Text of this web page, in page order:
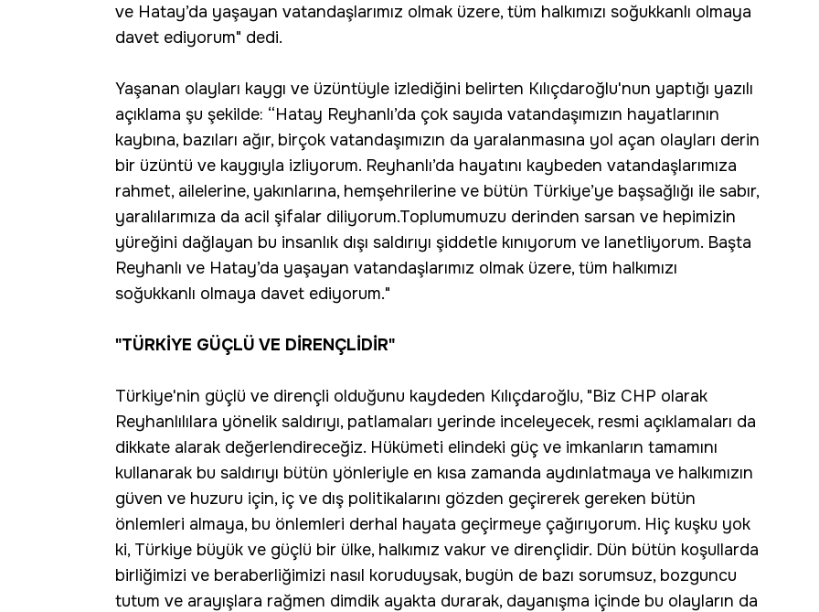
ve Hatay’da yaşayan vatandaşlarımız olmak üzere, tüm halkımızı soğukkanlı olmaya
davet ediyorum" dedi.
Yaşanan olayları kaygı ve üzüntüyle izlediğini belirten Kılıçdaroğlu'nun yaptığı yazılı
açıklama şu şekilde: “Hatay Reyhanlı’da çok sayıda vatandaşımızın hayatlarının
kaybına, bazıları ağır, birçok vatandaşımızın da yaralanmasına yol açan olayları derin
bir üzüntü ve kaygıyla izliyorum. Reyhanlı’da hayatını kaybeden vatandaşlarımıza
rahmet, ailelerine, yakınlarına, hemşehrilerine ve bütün Türkiye’ye başsağlığı ile sabır,
yaralılarımıza da acil şifalar diliyorum.Toplumumuzu derinden sarsan ve hepimizin
yüreğini dağlayan bu insanlık dışı saldırıyı şiddetle kınıyorum ve lanetliyorum. Başta
Reyhanlı ve Hatay’da yaşayan vatandaşlarımız olmak üzere, tüm halkımızı
soğukkanlı olmaya davet ediyorum."
"TÜRKİYE GÜÇLÜ VE DİRENÇLİDİR"
Türkiye'nin güçlü ve dirençli olduğunu kaydeden Kılıçdaroğlu, "Biz CHP olarak
Reyhanlılılara yönelik saldırıyı, patlamaları yerinde inceleyecek, resmi açıklamaları da
dikkate alarak değerlendireceğiz. Hükümeti elindeki güç ve imkanların tamamını
kullanarak bu saldırıyı bütün yönleriyle en kısa zamanda aydınlatmaya ve halkımızın
güven ve huzuru için, iç ve dış politikalarını gözden geçirerek gereken bütün
önlemleri almaya, bu önlemleri derhal hayata geçirmeye çağırıyorum. Hiç kuşku yok
ki, Türkiye büyük ve güçlü bir ülke, halkımız vakur ve dirençlidir. Dün bütün koşullarda
birliğimizi ve beraberliğimizi nasıl koruduysak, bugün de bazı sorumsuz, bozguncu
tutum ve arayışlara rağmen dimdik ayakta durarak, dayanışma içinde bu olayların da